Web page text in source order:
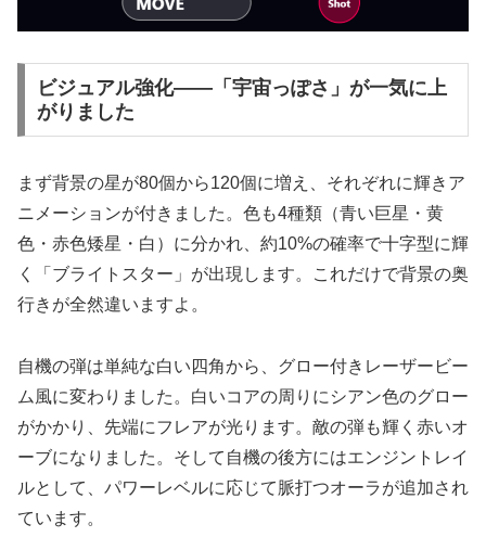
ビジュアル強化——「宇宙っぽさ」が一気に上
がりました
まず背景の星が80個から120個に増え、それぞれに輝きア
ニメーションが付きました。色も4種類（青い巨星・黄
色・赤色矮星・白）に分かれ、約10%の確率で十字型に輝
く「ブライトスター」が出現します。これだけで背景の奥
行きが全然違いますよ。
自機の弾は単純な白い四角から、グロー付きレーザービー
ム風に変わりました。白いコアの周りにシアン色のグロー
がかかり、先端にフレアが光ります。敵の弾も輝く赤いオ
ーブになりました。そして自機の後方にはエンジントレイ
ルとして、パワーレベルに応じて脈打つオーラが追加され
ています。